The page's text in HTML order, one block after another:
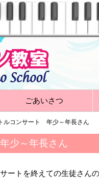
ごあいさつ
ルコンサート 年少～年長さん
少～年長さん
ートを終えての生徒さん